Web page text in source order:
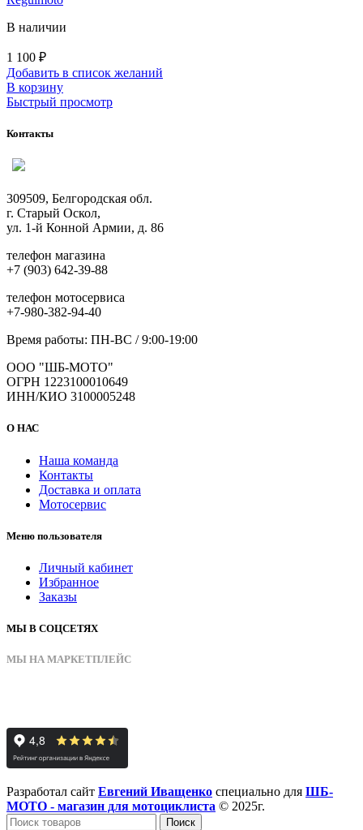
В наличии
1 100 ₽
Добавить в список желаний
В корзину
Быстрый просмотр
Контакты
309509, Белгородская обл.
г. Старый Оскол,
ул. 1-й Конной Армии, д. 86
телефон магазина
+7 (903) 642-39-88
телефон мотосервиса
+7-980-382-94-40
Время работы: ПН-ВС / 9:00-19:00
ООО "ШБ-МОТО"
ОГРН 1223100010649
ИНН/КИО 3100005248
О НАС
Наша команда
Контакты
Доставка и оплата
Мотосервис
Меню пользователя
Личный кабинет
Избранное
Заказы
МЫ В СОЦСЕТЯХ
МЫ НА МАРКЕТПЛЕЙС
Разработал сайт Евгений Иващенко специально для ШБ-
МОТО - магазин для мотоциклиста © 2025г.
Поиск